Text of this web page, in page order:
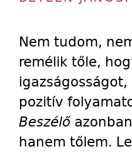
Nem tudom,
remélik tőle,
pozitív
Beszélő
hanem tőlem.